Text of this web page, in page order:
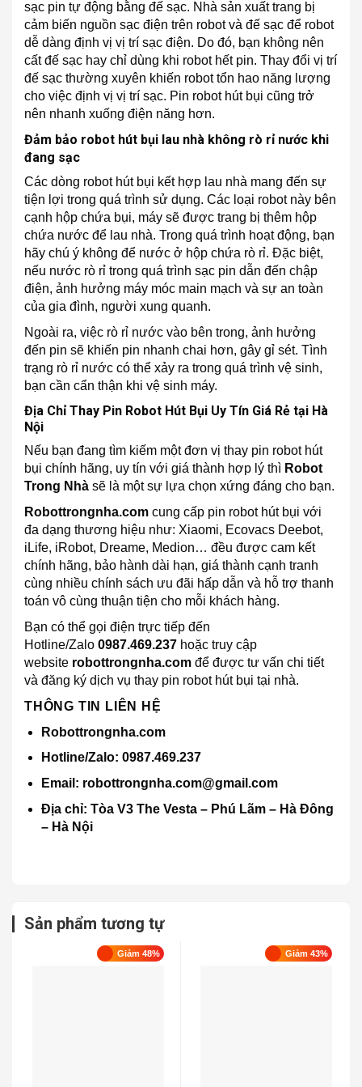
sạc pin tự động bằng đế sạc. Nhà sản xuất trang bị
cảm biến nguồn sạc điện trên robot và đế sạc để robot
dễ dàng định vị vị trí sạc điện. Do đó, bạn không nên
cất đế sạc hay chỉ dùng khi robot hết pin. Thay đổi vị trí
đế sạc thường xuyên khiến robot tổn hao năng lượng
cho việc định vị vị trí sạc. Pin robot hút bụi cũng trở
nên nhanh xuống điện năng hơn.
Đảm bảo robot hút bụi lau nhà không rò rỉ nước khi
đang sạc
Các dòng robot hút bụi kết hợp lau nhà mang đến sự
tiện lợi trong quá trình sử dụng. Các loại robot này bên
cạnh hộp chứa bụi, máy sẽ được trang bị thêm hộp
chứa nước để lau nhà. Trong quá trình hoạt động, bạn
hãy chú ý không để nước ở hộp chứa rò rỉ. Đặc biệt,
nếu nước rò rỉ trong quá trình sạc pin dẫn đến chập
điện, ảnh hưởng máy móc main mạch và sự an toàn
của gia đình, người xung quanh.
Ngoài ra, việc rò rỉ nước vào bên trong, ảnh hưởng
đến pin sẽ khiến pin nhanh chai hơn, gây gỉ sét. Tình
trạng rò rỉ nước có thể xảy ra trong quá trình vệ sinh,
bạn cần cẩn thận khi vệ sinh máy.
Địa Chỉ Thay Pin Robot Hút Bụi Uy Tín Giá Rẻ tại Hà
Nội
Nếu bạn đang tìm kiếm một đơn vị thay pin robot hút
bụi chính hãng, uy tín với giá thành hợp lý thì Robot
Trong Nhà sẽ là một sự lựa chọn xứng đáng cho bạn.
Robottrongnha.com cung cấp pin robot hút bụi với
đa dạng thương hiệu như: Xiaomi, Ecovacs Deebot,
iLife, iRobot, Dreame, Medion… đều được cam kết
chính hãng, bảo hành dài hạn, giá thành cạnh tranh
cùng nhiều chính sách ưu đãi hấp dẫn và hỗ trợ thanh
toán vô cùng thuận tiện cho mỗi khách hàng.
Bạn có thể gọi điện trực tiếp đến
Hotline/Zalo 0987.469.237 hoặc truy cập
website robottrongnha.com để được tư vấn chi tiết
và đăng ký dịch vụ thay pin robot hút bụi tại nhà.
THÔNG TIN LIÊN HỆ
Robottrongnha.com
Hotline/Zalo: 0987.469.237
Email: robottrongnha.com@gmail.com
Địa chỉ: Tòa V3 The Vesta – Phú Lãm – Hà Đông
– Hà Nội
Sản phẩm tương tự
Giảm 48% Giảm 43%